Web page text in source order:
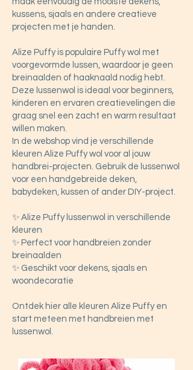
kussens, sjaals en andere creatieve
projecten met je handen.
Alize Puffy is populaire Puffy wol met
voorgevormde lussen, waardoor je geen
breinaalden of haaknaald nodig hebt.
Deze lussenwol is ideaal voor beginners,
kinderen en ervaren creatievelingen die
graag snel een zacht en warm resultaat
willen maken.
In de webshop vind je verschillende
kleuren Alize Puffy wol voor al jouw
handbrei-projecten. Gebruik de lussenwol
voor een handgebreide deken,
babydeken, kussen of ander DIY-project.
✨ Alize Puffy lussenwol in verschillende
kleuren
✨ Perfect voor handbreien zonder
breinaalden
✨ Geschikt voor dekens, sjaals en
woondecoratie
Ontdek hier alle kleuren Alize Puffy en
start meteen met handbreien met
lussenwol.